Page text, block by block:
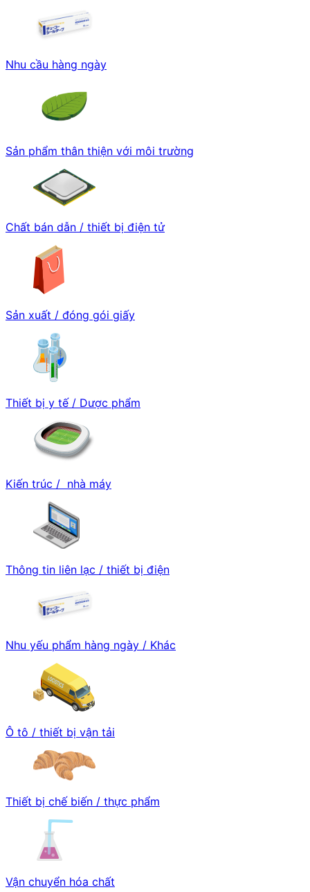
Nhu cầu hàng ngày
Sản phẩm thân thiện với môi trường
Chất bán dẫn / thiết bị điện tử
Sản xuất / đóng gói giấy
Thiết bị y tế / Dược phẩm
Kiến trúc / nhà máy
Thông tin liên lạc / thiết bị điện
Nhu yếu phẩm hàng ngày / Khác
Ô tô / thiết bị vận tải
Thiết bị chế biến / thực phẩm
Vận chuyển hóa chất